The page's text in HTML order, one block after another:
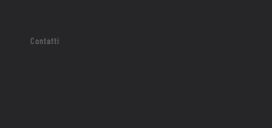
Contatti